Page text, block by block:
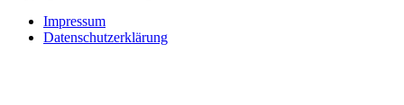
Impressum
Datenschutzerklärung